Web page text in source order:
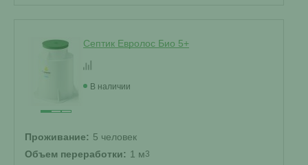
Септик Евролос Био 5+
В наличии
Проживание: 5 человек
Объем переработки: 1 м3